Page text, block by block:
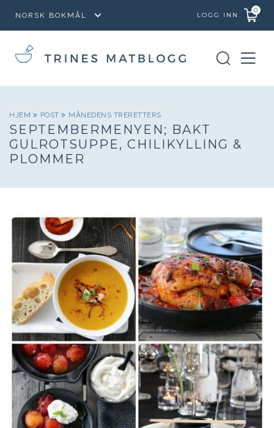
LOGG INN
0
HJEM POST MÅNEDENS TRERETTERS
SEPTEMBERMENYEN; BAKT
GULROTSUPPE, CHILIKYLLING &
PLOMMER